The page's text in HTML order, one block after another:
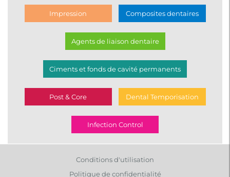
Impression Composites dentaires
Agents de liaison dentaire
Ciments et fonds de cavité permanents
Post & Core Dental Temporisation
Infection Control
Conditions d'utilisation
Politique de confidentialité